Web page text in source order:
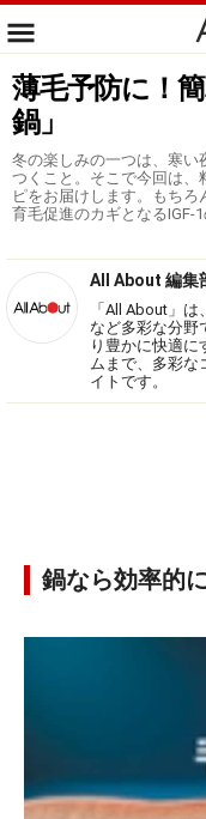
薄毛予防に！
鍋」
冬の楽しみの一つは、寒い
つくこと。そこで今回は、
ピをお届けします。もちろ
育毛促進のカギとなるIGF-
All About 編集
「All About」
など多彩な分野
り豊かに快適に
ムまで、多彩な
イトです。
鍋なら効率的